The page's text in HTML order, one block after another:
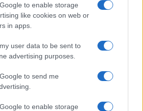
to enable storage
like cookies on web or
in apps.
user data to be sent to
advertising purposes.
to send me
to enable storage
musica e solidarietà con Avis Olbia al
Olbia 9 agosto, temperature in calo
in ospedale a Catania, ma il tour
“Sicilia, ci sono”